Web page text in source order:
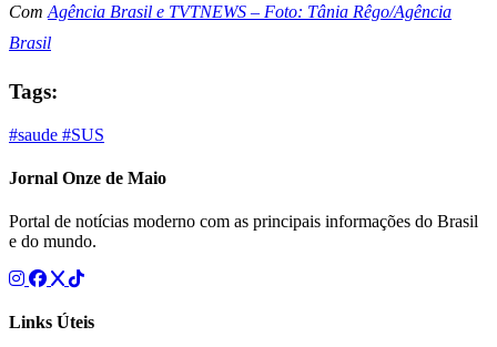
Com Agência Brasil e TVTNEWS – Foto: Tânia Rêgo/Agência
Brasil
Tags:
#saude #SUS
Jornal Onze de Maio
Portal de notícias moderno com as principais informações do Brasil
e do mundo.
Links Úteis